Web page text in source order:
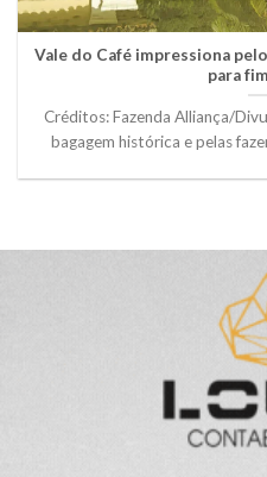
Vale do Café impressiona
para
Créditos: Fazenda Alliança/
bagagem histórica e pelas